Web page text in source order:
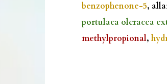
benzophenone-5,
portulaca oleracea
methylpropional,